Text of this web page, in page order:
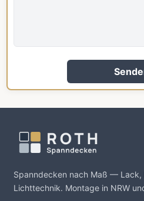
Spanndecken nach Maß — Lack,
Lichttechnik. Montage in NRW